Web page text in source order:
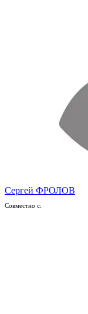
Сергей ФРОЛОВ
Совместно с: